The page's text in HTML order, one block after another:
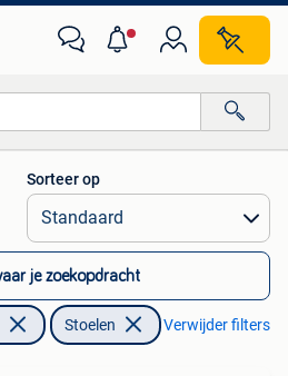
afstanden…
Sorteer op
je zoekopdracht
Stoelen Verwijder filters